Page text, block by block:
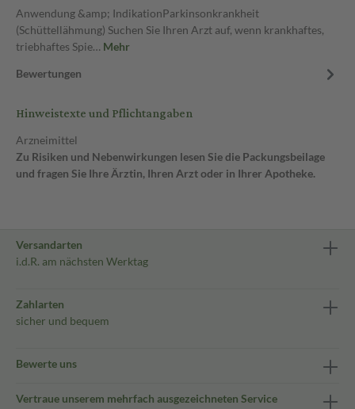
Anwendung &amp; IndikationParkinsonkrankheit
(Schüttellähmung) Suchen Sie Ihren Arzt auf, wenn krankhaftes,
triebhaftes Spie… Mehr
Bewertungen
Hinweistexte und Pflichtangaben
Arzneimittel
Zu Risiken und Nebenwirkungen lesen Sie die Packungsbeilage
und fragen Sie Ihre Ärztin, Ihren Arzt oder in Ihrer Apotheke.
Versandarten
i.d.R. am nächsten Werktag
Zahlarten
sicher und bequem
Bewerte uns
Vertraue unserem mehrfach ausgezeichneten Service